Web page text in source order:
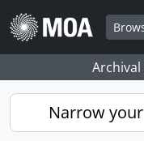
Skip to main content
Narrow